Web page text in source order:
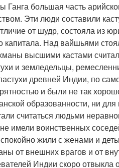
большая часть
Эти люди составили
от шудр, состояла из
капитала. Над вайшьями
высшими кастами
и земледельцы,
древней Индии, по
и были не так
образованности, ни
считаться людьми
имели воинственных
жили с женами и
от внешних врагов и от
Индии скоро отвыкла